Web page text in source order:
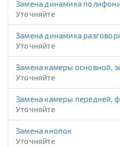
Замена динамика
Уточняйте
Замена динамика
Уточняйте
Замена камеры основной,
Уточняйте
Замена камеры передней,
Уточняйте
Замена кнопок
Уточняйте